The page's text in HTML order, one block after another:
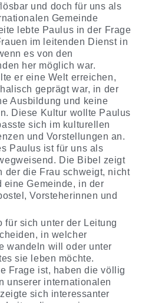
und doch für uns als
Gemeinde
lebte Paulus in der Frage
im leitenden Dienst in
es von den
her möglich war.
er eine Welt erreichen,
geprägt war, in der
Ausbildung und keine
Diese Kultur wollte Paulus
sich im kulturellen
und Vorstellungen an.
Paulus ist für uns als
Die Bibel zeigt
der die Frau schweigt, nicht
eine Gemeinde, in der
Vorsteherinnen und
für sich unter der Leitung
in welcher
wandeln will oder unter
sie leben möchte.
Frage ist, haben die völlig
unserer internationalen
sich interessanter